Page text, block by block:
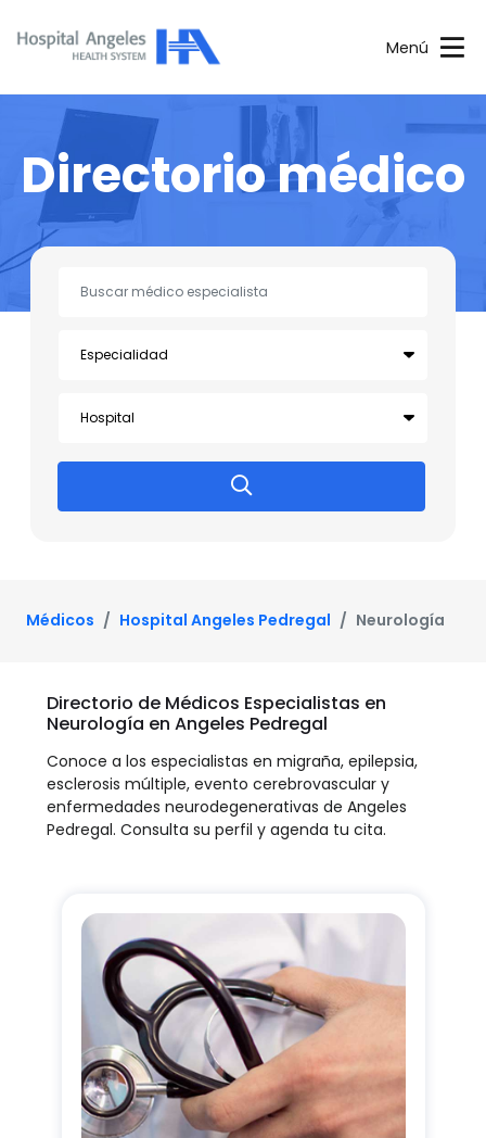
Menú
Directorio médico
Médicos Hospital Angeles Pedregal Neurología
Directorio de Médicos Especialistas en
Neurología en Angeles Pedregal
Conoce a los especialistas en migraña, epilepsia,
esclerosis múltiple, evento cerebrovascular y
enfermedades neurodegenerativas de Angeles
Pedregal. Consulta su perfil y agenda tu cita.